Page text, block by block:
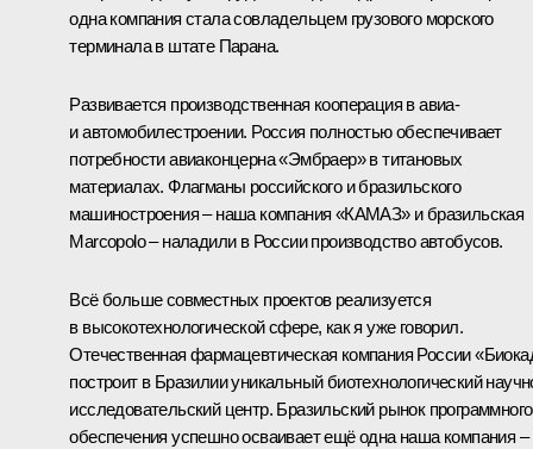
одна компания стала совладельцем грузового морского
терминала в штате Парана.
Развивается производственная кооперация в авиа-
и автомобилестроении. Россия полностью обеспечивает
потребности авиаконцерна «Эмбраер» в титановых
материалах. Флагманы российского и бразильского
машиностроения – наша компания «КАМАЗ» и бразильская
Marcopolo – наладили в России производство автобусов.
Всё больше совместных проектов реализуется
в высокотехнологической сфере, как я уже говорил.
Отечественная фармацевтическая компания России
построит в Бразилии уникальный биотехнологический
исследовательский центр. Бразильский рынок программного
обеспечения успешно осваивает ещё одна наша компания –